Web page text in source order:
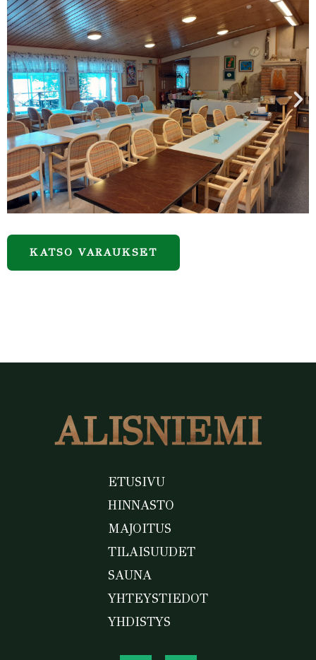
KATSO VARAUKSET
ETUSIVU
HINNASTO
MAJOITUS
TILAISUUDET
SAUNA
YHTEYSTIEDOT
YHDISTYS